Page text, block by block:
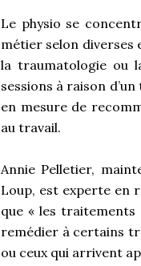
Le physio se
métier selon diverses
la traumatologie ou
sessions à raison
en mesure de
au travail.
Annie Pelletier,
Loup, est experte en
que « les traitements
remédier à certains
ou ceux qui arrivent